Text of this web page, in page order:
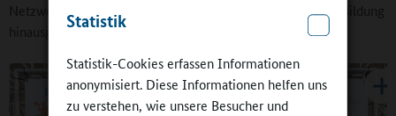
Statistik
Statistik-Cookies erfassen Informationen
anonymisiert. Diese Informationen helfen uns
zu verstehen, wie unsere Besucher und
Netzwerke, die über den engeren Bereich von schulischer Bildung
hinausgehen, Signalwirkung haben.